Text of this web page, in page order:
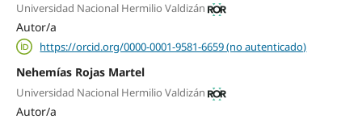
Universidad Nacional Hermilio Valdizán
Autor/a
https://orcid.org/0000-0001-9581-6659 (no autenticado)
Nehemías Rojas Martel
Universidad Nacional Hermilio Valdizán
Autor/a